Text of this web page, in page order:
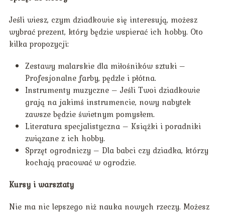
Jeśli wiesz, czym dziadkowie się interesują, możesz
wybrać prezent, który będzie wspierać ich hobby. Oto
kilka propozycji:
Zestawy malarskie dla miłośników sztuki –
Profesjonalne farby, pędzle i płótna.
Instrumenty muzyczne – Jeśli Twoi dziadkowie
grają na jakimś instrumencie, nowy nabytek
zawsze będzie świetnym pomysłem.
Literatura specjalistyczna – Książki i poradniki
związane z ich hobby.
Sprzęt ogrodniczy – Dla babci czy dziadka, którzy
kochają pracować w ogrodzie.
Kursy i warsztaty
Nie ma nic lepszego niż nauka nowych rzeczy. Możesz